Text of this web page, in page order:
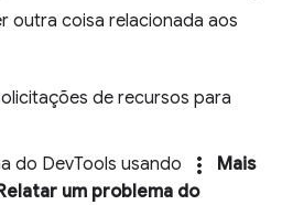
outra coisa relacionada aos
de recursos para
do DevTools usando
more_vert
Mais
um problema do